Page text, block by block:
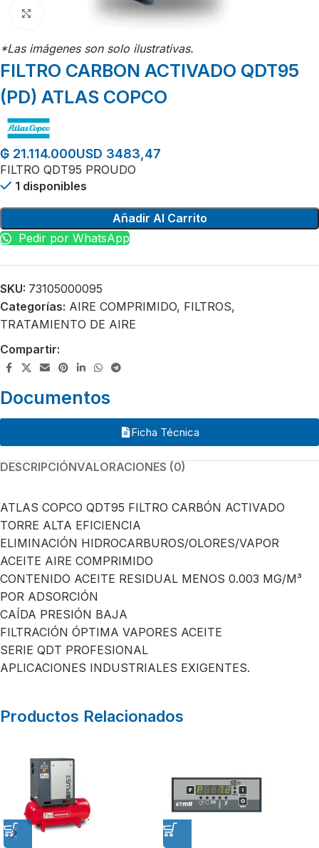
Click para agrandar
*Las imágenes son solo ilustrativas.
FILTRO CARBON ACTIVADO QDT95
(PD) ATLAS COPCO
₲ 21.114.000USD 3483,47
FILTRO QDT95 PROUDO
1 disponibles
Añadir Al Carrito
Pedir por WhatsApp
SKU: 73105000095
Categorías: AIRE COMPRIMIDO, FILTROS,
TRATAMIENTO DE AIRE
Compartir:
Documentos
Ficha Técnica
DESCRIPCIÓNVALORACIONES (0)
ATLAS COPCO QDT95 FILTRO CARBÓN ACTIVADO
TORRE ALTA EFICIENCIA
ELIMINACIÓN HIDROCARBUROS/OLORES/VAPOR
ACEITE AIRE COMPRIMIDO
CONTENIDO ACEITE RESIDUAL MENOS 0.003 MG/M³
POR ADSORCIÓN
CAÍDA PRESIÓN BAJA
FILTRACIÓN ÓPTIMA VAPORES ACEITE
SERIE QDT PROFESIONAL
APLICACIONES INDUSTRIALES EXIGENTES.
Productos Relacionados